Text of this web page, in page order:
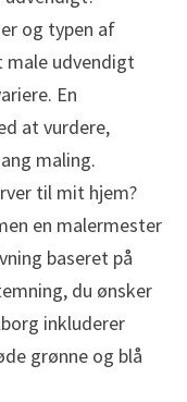
og typen af
male udvendigt
En
at vurdere,
maling.
til mit hjem?
en malermester
baseret på
du ønsker
inkluderer
grønne og blå